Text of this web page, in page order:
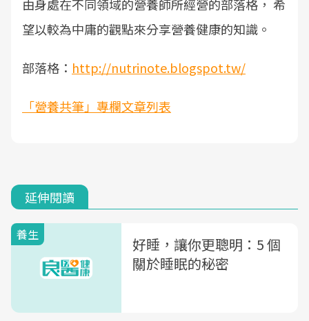
由身處在不同領域的營養師所經營的部落格， 希
望以較為中庸的觀點來分享營養健康的知識。
部落格： http://nutrinote.blogspot.tw/
「營養共筆」專欄文章列表
延伸閱讀
養生
好睡，讓你更聰明：5 個
關於睡眠的秘密